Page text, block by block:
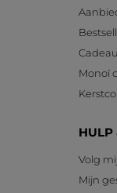
Monoï
HULP
Volg
Mijn